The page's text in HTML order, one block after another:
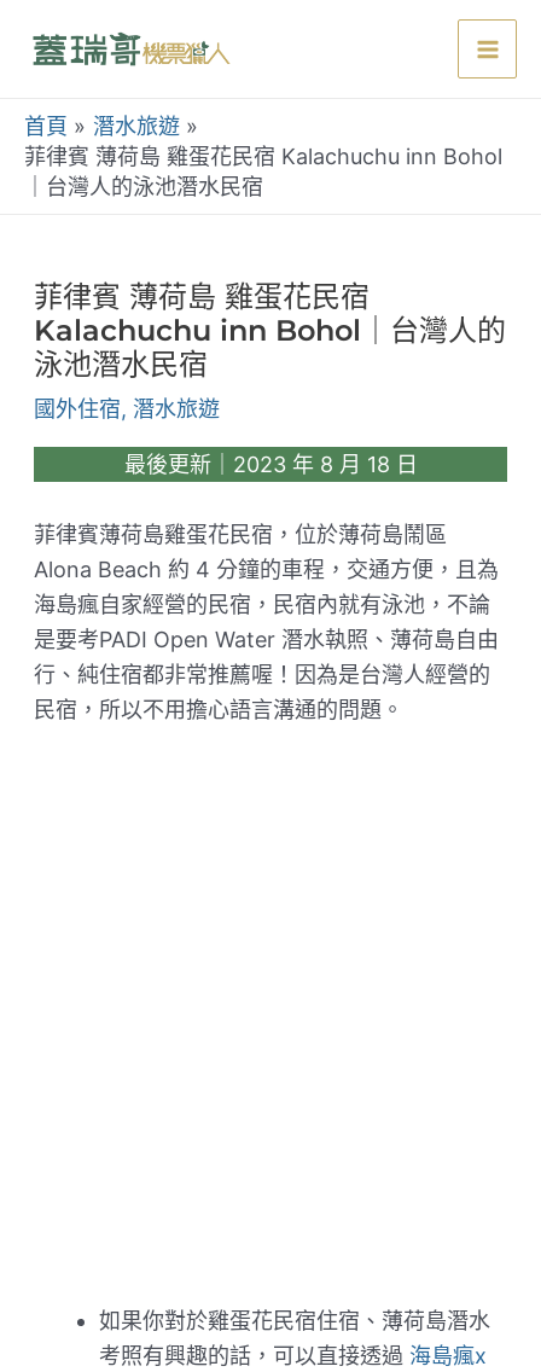
首頁
潛水旅遊
菲律賓 薄荷島 雞蛋花民宿 Kalachuchu inn Bohol
｜台灣人的泳池潛水民宿
菲律賓 薄荷島 雞蛋花民宿
Kalachuchu inn Bohol｜台灣人的
泳池潛水民宿
國外住宿, 潛水旅遊
最後更新｜2023 年 8 月 18 日
菲律賓薄荷島雞蛋花民宿，位於薄荷島鬧區
Alona Beach 約 4 分鐘的車程，交通方便，且為
海島瘋自家經營的民宿，民宿內就有泳池，不論
是要考PADI Open Water 潛水執照、薄荷島自由
行、純住宿都非常推薦喔！因為是台灣人經營的
民宿，所以不用擔心語言溝通的問題。
如果你對於雞蛋花民宿住宿、薄荷島潛水
考照有興趣的話，可以直接透過 海島瘋x